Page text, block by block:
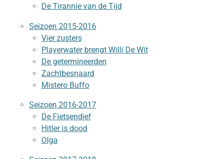
De Tirannie van de Tijd
Seizoen 2015-2016
Vier zusters
Playerwater brengt Willi De Wit
De getermineerden
Zachtbesnaard
Mistero Buffo
Seizoen 2016-2017
De Fietsendief
Hitler is dood
Olga